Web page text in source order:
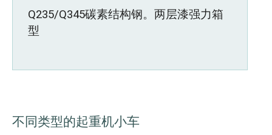
Q235/Q345碳素结构钢。两层漆强力箱
型
不同类型的起重机小车